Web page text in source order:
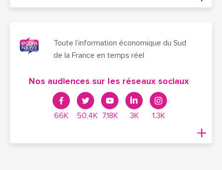
Toute l’information économique du Sud
de la France en temps réel
Nos audiences sur les réseaux sociaux
66K 50,4K 7,18K 3K 1.3K